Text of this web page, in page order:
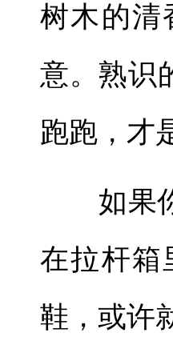
树木的清
意。熟识
跑跑，才
如果你
在拉杆箱
鞋，或许